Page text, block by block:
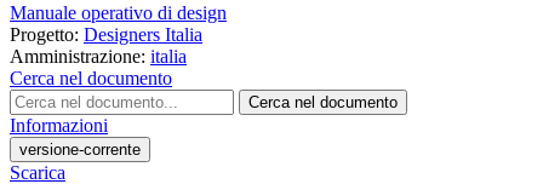
Manuale operativo di design
Progetto: Designers Italia
Amministrazione: italia
Cerca nel documento
Cerca nel documento
Informazioni
versione-corrente
Scarica